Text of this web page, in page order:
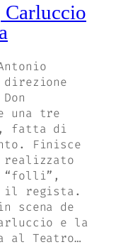
Carluccio
direzione
una tre
fatta di
Finisce
realizzato
“folli”,
il regista.
scena de
e la
al Teatro…